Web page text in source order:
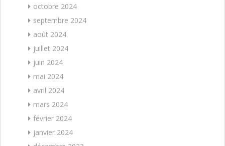
octobre 2024
septembre 2024
août 2024
juillet 2024
juin 2024
mai 2024
avril 2024
mars 2024
février 2024
janvier 2024